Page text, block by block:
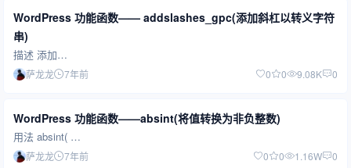
WordPress 功能函数—— addslashes_gpc(添加斜杠以转义字符
串)
描述 添加…
萨龙龙 7年前 0 0 9.08K 0
WordPress 功能函数——absint(将值转换为非负整数)
用法 absint( …
萨龙龙 7年前 0 0 1.16W 0